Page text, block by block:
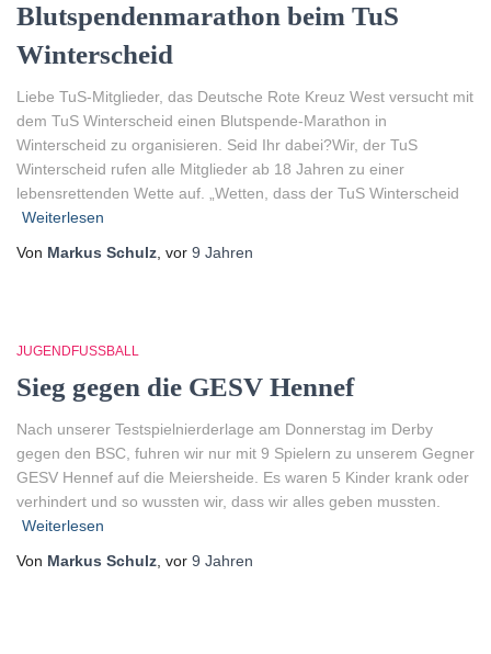
Blutspendenmarathon beim TuS
Winterscheid
Liebe TuS-Mitglieder, das Deutsche Rote Kreuz West versucht mit
dem TuS Winterscheid einen Blutspende-Marathon in
Winterscheid zu organisieren. Seid Ihr dabei?Wir, der TuS
Winterscheid rufen alle Mitglieder ab 18 Jahren zu einer
lebensrettenden Wette auf. „Wetten, dass der TuS Winterscheid
Weiterlesen
Von Markus Schulz , vor 9 Jahren
JUGENDFUSSBALL
Sieg gegen die GESV Hennef
Nach unserer Testspielnierderlage am Donnerstag im Derby
gegen den BSC, fuhren wir nur mit 9 Spielern zu unserem Gegner
GESV Hennef auf die Meiersheide. Es waren 5 Kinder krank oder
verhindert und so wussten wir, dass wir alles geben mussten.
Weiterlesen
Von Markus Schulz , vor 9 Jahren